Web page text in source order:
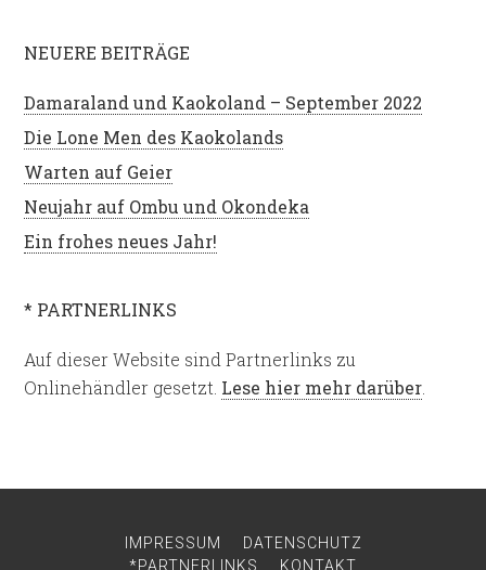
NEUERE BEITRÄGE
Damaraland und Kaokoland – September 2022
Die Lone Men des Kaokolands
Warten auf Geier
Neujahr auf Ombu und Okondeka
Ein frohes neues Jahr!
* PARTNERLINKS
Auf dieser Website sind Partnerlinks zu
Onlinehändler gesetzt. Lese hier mehr darüber
IMPRESSUM
DATENSCHUTZ
*PARTNERLINKS
KONTAKT